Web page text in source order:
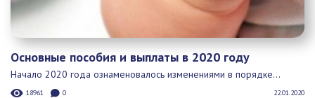
Основные пособия и выплаты в 2020 году
Начало 2020 года ознаменовалось изменениями в порядке...
18961 0 22.01.2020